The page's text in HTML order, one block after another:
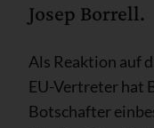
Josep Borrell.
Als Reaktion auf
EU-Vertreter hat
Botschafter